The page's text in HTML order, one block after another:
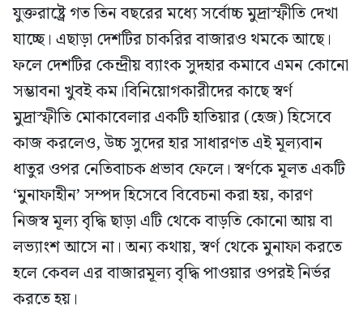
যুক্তরাষ্ট্রে গত তিন বছরের মধ্যে সর্বোচ্চ মুদ্রাস্ফীতি দেখা
যাচ্ছে। এছাড়া দেশটির চাকরির বাজারও থমকে আছে।
ফলে দেশটির কেন্দ্রীয় ব্যাংক সুদহার কমাবে এমন কোনো
সম্ভাবনা খুবই কম।বিনিয়োগকারীদের কাছে স্বর্ণ
মুদ্রাস্ফীতি মোকাবেলার একটি হাতিয়ার (হেজ) হিসেবে
কাজ করলেও, উচ্চ সুদের হার সাধারণত এই মূল্যবান
ধাতুর ওপর নেতিবাচক প্রভাব ফেলে। স্বর্ণকে মূলত একটি
‘মুনাফাহীন’ সম্পদ হিসেবে বিবেচনা করা হয়, কারণ
নিজস্ব মূল্য বৃদ্ধি ছাড়া এটি থেকে বাড়তি কোনো আয় বা
লভ্যাংশ আসে না। অন্য কথায়, স্বর্ণ থেকে মুনাফা করতে
হলে কেবল এর বাজারমূল্য বৃদ্ধি পাওয়ার ওপরই নির্ভর
করতে হয়।